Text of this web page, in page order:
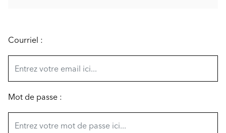
Courriel :
Mot de passe :